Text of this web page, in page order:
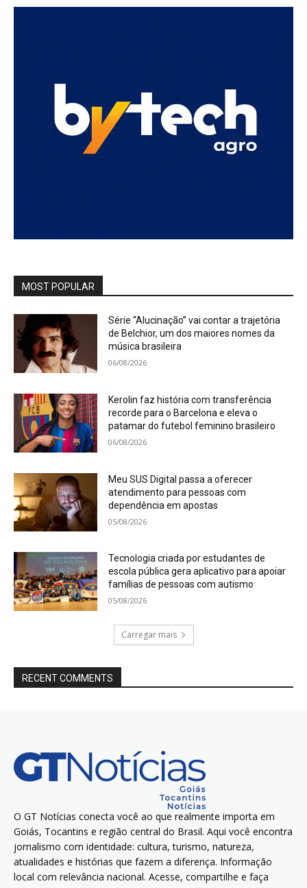
MOST POPULAR
Série “Alucinação” vai contar a trajetória
de Belchior, um dos maiores nomes da
música brasileira
06/08/2026
Kerolin faz história com transferência
recorde para o Barcelona e eleva o
patamar do futebol feminino brasileiro
06/08/2026
Meu SUS Digital passa a oferecer
atendimento para pessoas com
dependência em apostas
05/08/2026
Tecnologia criada por estudantes de
escola pública gera aplicativo para apoiar
famílias de pessoas com autismo
05/08/2026
Carregar mais
RECENT COMMENTS
O GT Notícias conecta você ao que realmente importa em
Goiás, Tocantins e região central do Brasil. Aqui você encontra
jornalismo com identidade: cultura, turismo, natureza,
atualidades e histórias que fazem a diferença. Informação
local com relevância nacional. Acesse, compartilhe e faça